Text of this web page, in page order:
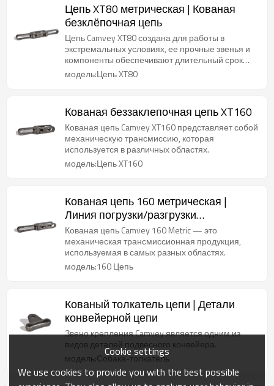
Цепь XT80 метрическая | Кованая
безклёпочная цепь
Цепь Camvey XT80 создана для работы в
экстремальных условиях, ее прочные звенья и
компоненты обеспечивают длительный срок
служб
модель:Цепь XT80
Кованая беззаклепочная цепь XT160
Кованая цепь Camvey XT160 представляет собой
механическую трансмиссию, которая
используется в различных областях.
модель:Цепь XT160
Кованая цепь 160 метрическая |
Линия погрузки/разгрузки
материалов
Кованая цепь Camvey 160 Metric — это
механическая трансмиссионная продукция,
используемая в самых разных областях.
модель:160 Цепь
Кованый толкатель цепи | Детали
конвейерной цепи
Звено крепления Camvey является одним из
видов деталей подвесного конвейера.
модель:Собака-толкатель
Cookie settings
We use cookies to provide you with the best possible